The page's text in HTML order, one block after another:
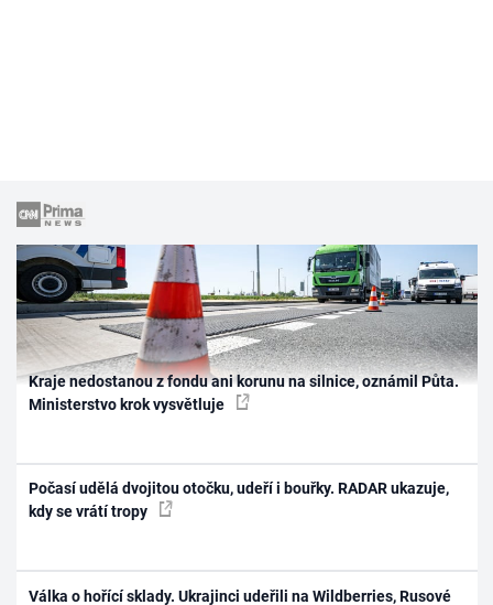
Kraje nedostanou z fondu ani korunu na silnice, oznámil Půta.
Ministerstvo krok vysvětluje
Počasí udělá dvojitou otočku, udeří i bouřky. RADAR ukazuje,
kdy se vrátí tropy
Válka o hořící sklady. Ukrajinci udeřili na Wildberries, Rusové